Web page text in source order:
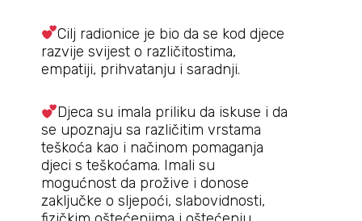
Cilj radionice je bio da se kod djece
razvije svijest o različitostima,
empatiji, prihvatanju i saradnji.
Djeca su imala priliku da iskuse i da
se upoznaju sa različitim vrstama
teškoća kao i načinom pomaganja
djeci s teškoćama. Imali su
mogućnost da prožive i donose
zaključke o sljepoći, slabovidnosti,